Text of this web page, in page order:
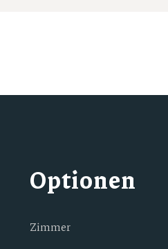
Optionen
Zimmer